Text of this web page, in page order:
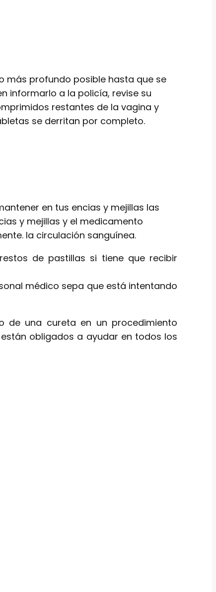
más profundo posible hasta que se
informarlo a la policía, revise su
restantes de la vagina y
se derritan por completo.
en tus encias y mejillas las
y mejillas y el medicamento
la circulación sanguínea.
de pastillas si tiene que recibir
médico sepa que está intentando
de una cureta en un procedimiento
obligados a ayudar en todos los